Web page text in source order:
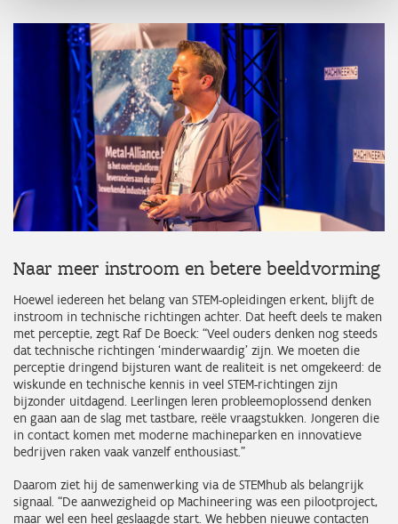
Naar meer instroom en betere beeldvorming
Hoewel iedereen het belang van STEM-opleidingen erkent, blijft de
instroom in technische richtingen achter. Dat heeft deels te maken
met perceptie, zegt Raf De Boeck: “Veel ouders denken nog steeds
dat technische richtingen ‘minderwaardig’ zijn. We moeten die
perceptie dringend bijsturen want de realiteit is net omgekeerd: de
wiskunde en technische kennis in veel STEM-richtingen zijn
bijzonder uitdagend. Leerlingen leren probleemoplossend denken
en gaan aan de slag met tastbare, reële vraagstukken. Jongeren die
in contact komen met moderne machineparken en innovatieve
bedrijven raken vaak vanzelf enthousiast.”
Daarom ziet hij de samenwerking via de STEMhub als belangrijk
signaal. “De aanwezigheid op Machineering was een pilootproject,
maar wel een heel geslaagde start. We hebben nieuwe contacten